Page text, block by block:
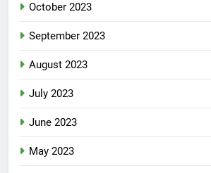
October 2023
September 2023
August 2023
July 2023
June 2023
May 2023